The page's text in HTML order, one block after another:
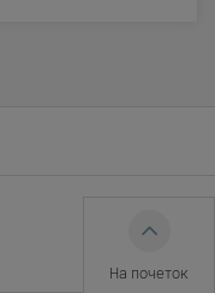
На почеток